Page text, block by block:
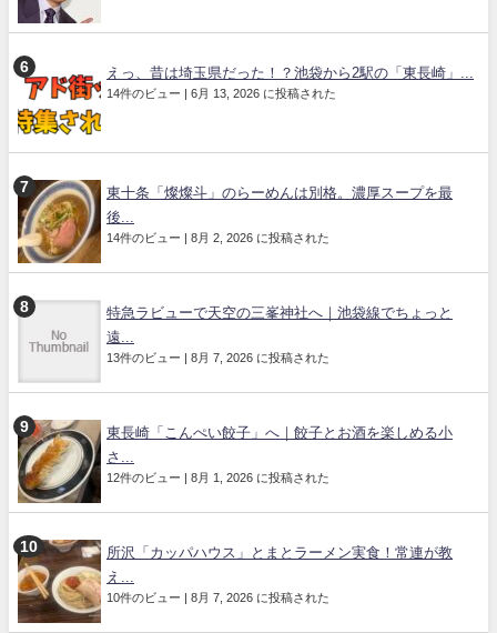
えっ、昔は埼玉県だった！？池袋から2駅の「東長崎」...
14件のビュー | 6月 13, 2026 に投稿された
東十条「燦燦斗」のらーめんは別格。濃厚スープを最
後...
14件のビュー | 8月 2, 2026 に投稿された
特急ラビューで天空の三峯神社へ｜池袋線でちょっと
遠...
13件のビュー | 8月 7, 2026 に投稿された
東長崎「こんぺい餃子」へ｜餃子とお酒を楽しめる小
さ...
12件のビュー | 8月 1, 2026 に投稿された
所沢「カッパハウス」とまとラーメン実食！常連が教
え...
10件のビュー | 8月 7, 2026 に投稿された